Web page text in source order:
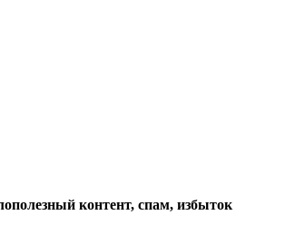
контент, спам, избыток